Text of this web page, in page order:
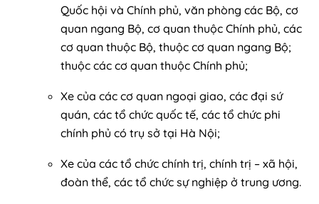
Quốc hội và Chính phủ, văn phòng các Bộ, cơ
quan ngang Bộ, cơ quan thuộc Chính phủ, các
cơ quan thuộc Bộ, thuộc cơ quan ngang Bộ;
thuộc các cơ quan thuộc Chính phủ;
Xe của các cơ quan ngoại giao, các đại sứ
quán, các tổ chức quốc tế, các tổ chức phi
chính phủ có trụ sở tại Hà Nội;
Xe của các tổ chức chính trị, chính trị – xã hội,
đoàn thể, các tổ chức sự nghiệp ở trung ương.